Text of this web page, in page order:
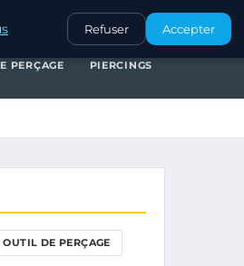
OUTIL DE PERÇAGEPIERCINGS
PERÇAGE PIERCINGS
OUTIL DE PERÇAGE
Refuser Accepter